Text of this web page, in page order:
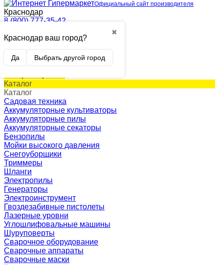
Официальный сайт производителя
Краснодар
✖
Краснодар ваш город?
Да Выбрать другой город
8 (800) 777-35-42
0
0 p.
(пусто)
Каталог
Каталог
Садовая техника
Аккумуляторные культиваторы
Аккумуляторные пилы
Аккумуляторные секаторы
Бензопилы
Мойки высокого давления
Снегоуборщики
Триммеры
Шланги
Электропилы
Генераторы
Электроинструмент
Гвоздезабивные пистолеты
Лазерные уровни
Углошлифовальные машины
Шуруповерты
Сварочное оборудование
Сварочные аппараты
Сварочные маски